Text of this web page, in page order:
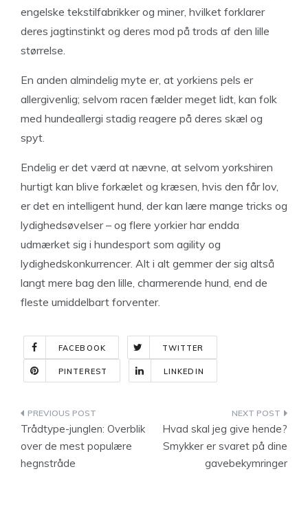
engelske tekstilfabrikker og miner, hvilket forklarer
deres jagtinstinkt og deres mod på trods af den lille
størrelse.
En anden almindelig myte er, at yorkiens pels er
allergivenlig; selvom racen fælder meget lidt, kan folk
med hundeallergi stadig reagere på deres skæl og
spyt.
Endelig er det værd at nævne, at selvom yorkshiren
hurtigt kan blive forkælet og kræsen, hvis den får lov,
er det en intelligent hund, der kan lære mange tricks og
lydighedsøvelser – og flere yorkier har endda
udmærket sig i hundesport som agility og
lydighedskonkurrencer. Alt i alt gemmer der sig altså
langt mere bag den lille, charmerende hund, end de
fleste umiddelbart forventer.
FACEBOOK TWITTER
PINTEREST LINKEDIN
Indlægsnavigation
Trådtype-junglen: Overblik
over de mest populære
hegnstråde
Hvad skal jeg give hende?
Smykker er svaret på dine
gavebekymringer